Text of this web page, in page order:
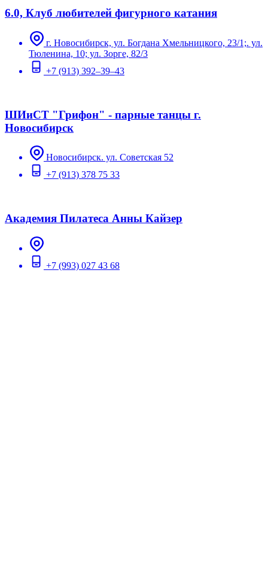
6.0, Клуб любителей фигурного катания
г. Новосибирск, ул. Богдана Хмельницкого, 23/1;. ул.
Тюленина, 10; ул. Зорге, 82/3
+7 (913) 392–39–43
ШИиСТ "Грифон" - парные танцы г.
Новосибирск
Новосибирск. ул. Советская 52
+7 (913) 378 75 33
Академия Пилатеса Анны Кайзер
+7 (993) 027 43 68